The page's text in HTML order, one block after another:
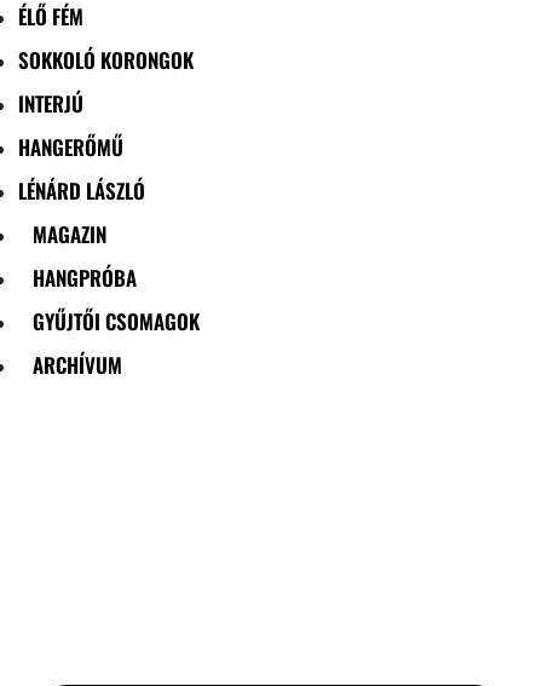
ÉLŐ FÉM
SOKKOLÓ KORONGOK
INTERJÚ
HANGERŐMŰ
LÉNÁRD LÁSZLÓ
MAGAZIN
HANGPRÓBA
GYŰJTŐI CSOMAGOK
ARCHÍVUM